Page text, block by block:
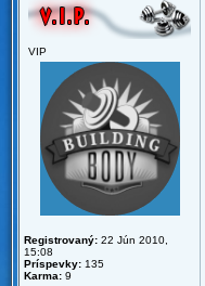
VIP
Registrovaný: 22 Jún 2010,
15:08
Príspevky: 135
Karma: 9